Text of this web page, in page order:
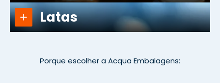
Latas
Porque escolher a Acqua Embalagens: